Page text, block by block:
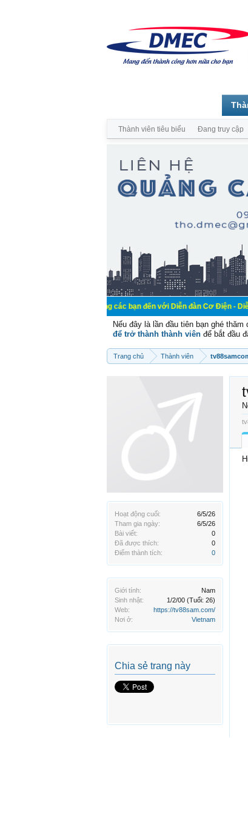
Chào mừng các bạn đến với Diễn đàn Cơ Điện - Diễn đàn
Nếu đây là lần đầu tiên bạn ghé
để trở thành thành viên để bắt đầu
Trang chủ Thành viên
Hoạt động cuối:
6/5/26
Tham gia ngày:
6/5/26
Bài viết:
0
Đã được thích:
0
Điểm thành tích:
0
Giới tính:
Nam
Sinh nhật:
1/2/00 (Tuổi: 26)
Web:
https://tv88sam.com/
Nơi ở:
Vietnam
Chia sẻ trang này
Thành viên tiêu biểu Đang truy cập